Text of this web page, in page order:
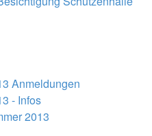
Anmeldungen
- Infos
2013